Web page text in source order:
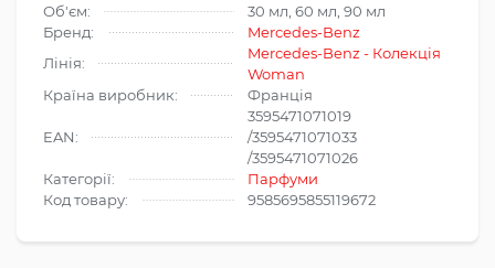
Об'єм:
30 мл, 60 мл, 90 мл
Бренд:
Mercedes-Benz
Лінія:
Mercedes-Benz - Колекція
Woman
Країна виробник:
Франція
EAN:
3595471071019
/3595471071033
/3595471071026
Категорії:
Парфуми
Код товару:
9585695855119672